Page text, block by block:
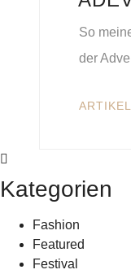
So
der
Kategorien
Fashion
Featured
Festival